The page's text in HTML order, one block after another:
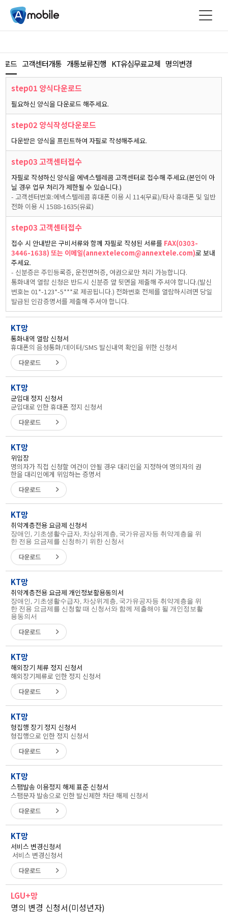
로드 고객센터개통 개통보류진행 KT유심무료교체 명의변경
step01 양식다운로드
필요하신 양식을 다운로드 해주세요.
step02 양식작성다운로드
다운받은 양식을 프린트하여 자필로 작성해주세요.
step03 고객센터접수
자필로 작성하신 양식을 에넥스텔레콤 고객센터로 접수해 주세요.(본인이 아
닐 경우 업무 처리가 제한될 수 있습니다.)
- 고객센터번호:에넥스텔레콤 휴대폰 이용 시 114(무료)/타사 휴대폰 및 일반
전화 이용 시 1588-1635(유료)
step03 고객센터접수
접수 시 안내받은 구비서류와 함께 자필로 작성된 서류를 FAX(0303-
3446-1638) 또는 이메일(annextelecom@annextele.com)로 보내
주세요.
- 신분증은 주민등록증, 운전면허증, 여권으로만 처리 가능합니다.
통화내역 열람 신청은 반드시 신분증 앞 뒷면을 제출해 주셔야 합니다.(발신
번호는 01*-123*-5***로 제공됩니다.) 전화번호 전체를 열람하시려면 당일
발급된 인감증명서를 제출해 주셔야 합니다.
KT망
통화내역 열람 신청서
휴대폰의 음성통화/데이터/SMS 발신내역 확인을 위한 신청서
KT망
군입대 정지 신청서
군입대로 인한 휴대폰 정지 신청서
KT망
위임장
명의자가 직접 신청할 여건이 안될 경우 대리인을 지정하여 명의자의 권
한을 대리인에게 위임하는 증명서
KT망
취약계층전용 요금제 신청서
장애인 , 기초생활수급자, 차상위계층, 국가유공자등 취약계층을 위
한 전용 요금제를 신청하기 위한 신청서
KT망
취약계층전용 요금제 개인정보활용동의서
장애인 , 기초생활수급자, 차상위계층, 국가유공자등 취약계층을 위
한 전용 요금제를 신청할 때 신청서와 함께 제출해야 될 개인정보활
용동의서
KT망
해외장기 체류 정지 신청서
해외장기체류로 인한 정지 신청서
KT망
형집행 장기 정지 신청서
형집행으로 인한 정지 신청서
KT망
스팸발송 이용정지 해제 표준 신청서
스팸문자 발송으로 인한 발신제한 차단 해제 신청서
KT망
서비스 변경신청서
서비스 변경신청서
LGU+망
명의 변경 신청서(미성년자)